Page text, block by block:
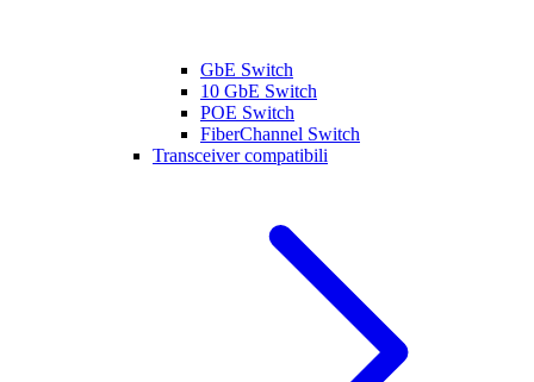
GbE Switch
10 GbE Switch
POE Switch
FiberChannel Switch
Transceiver compatibili